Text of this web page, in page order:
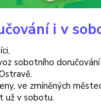
i v
sobotního
ve zmíněných
už v sobotu.